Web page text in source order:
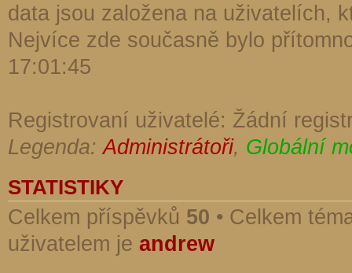
data jsou založena na uživatelích,
Nejvíce zde současně bylo
17:01:45
Registrovaní uživatelé: Žádní
Legenda:Administrátoři, Globální
STATISTIKY
Celkem příspěvků 50 • Celkem
uživatelem je andrew